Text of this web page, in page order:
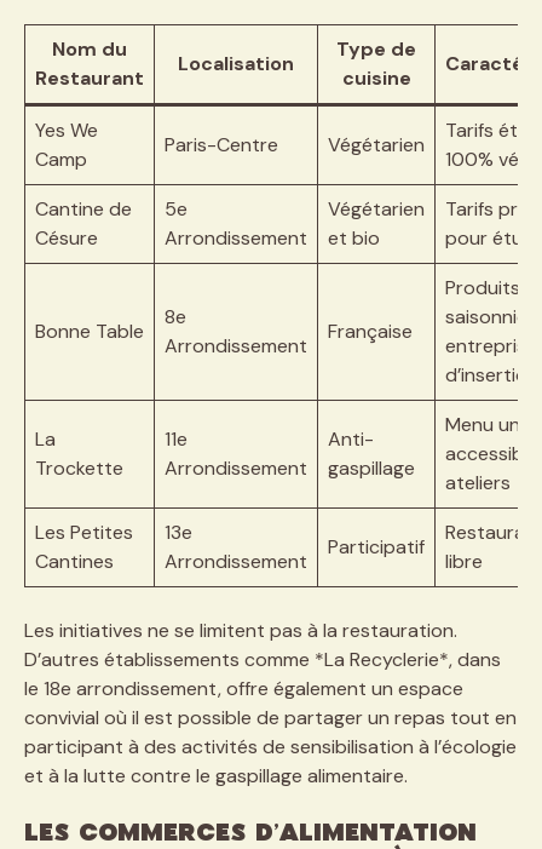
Nom du
Restaurant
Localisation
Type de
cuisine
Yes We
Camp
Paris-Centre Végétarien
Tarifs
100%
Cantine de
Césure
5e
Arrondissement
Végétarien
et bio
Tarifs
pour
Bonne Table
8e
Arrondissement
Française
Produits
entreprise
d’insertion
La
Trockette
11e
Arrondissement
Anti-
gaspillage
Menu
accessible,
ateliers
Les Petites
Cantines
13e
Arrondissement
Participatif
libre
Les initiatives ne se limitent pas à la restauration.
D’autres établissements comme *La Recyclerie*, dans
le 18e arrondissement, offre également un espace
convivial où il est possible de partager un repas tout en
participant à des activités de sensibilisation à l’écologie
et à la lutte contre le gaspillage alimentaire.
Les commerces d’alimentation